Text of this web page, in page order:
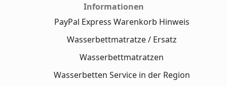
Informationen
PayPal Express Warenkorb Hinweis
Wasserbettmatratze / Ersatz
Wasserbettmatratzen
Wasserbetten Service in der Region